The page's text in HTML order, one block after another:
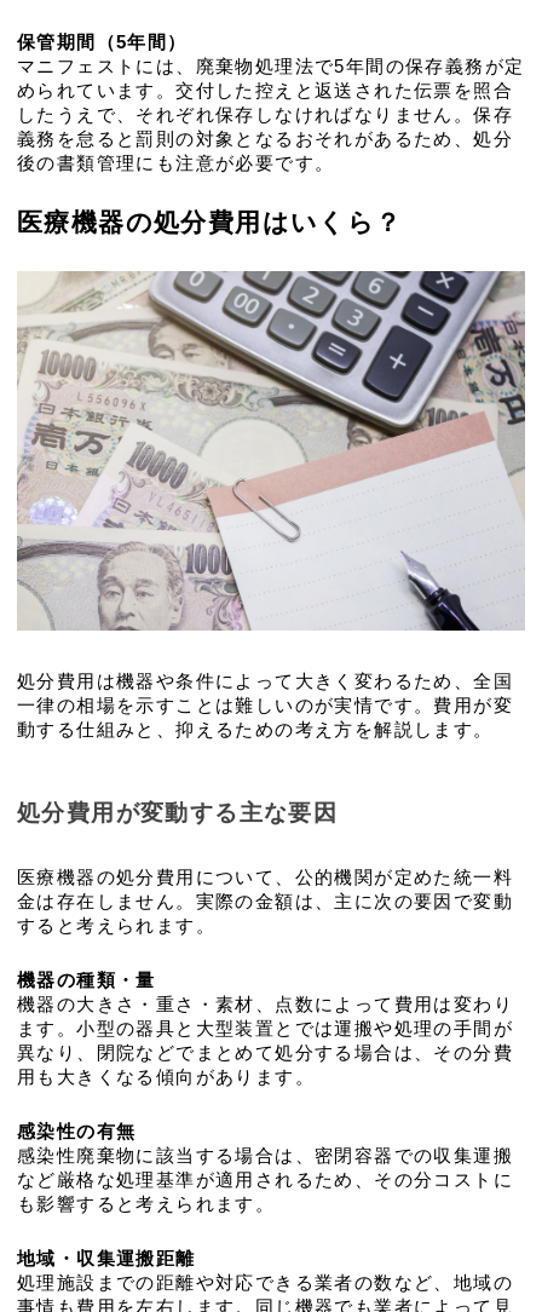
保管期間（5年間）
マニフェストには、廃棄物処理法で5年間の保存義務が定
められています。交付した控えと返送された伝票を照合
したうえで、それぞれ保存しなければなりません。保存
義務を怠ると罰則の対象となるおそれがあるため、処分
後の書類管理にも注意が必要です。
医療機器の処分費用はいくら？
処分費用は機器や条件によって大きく変わるため、全国
一律の相場を示すことは難しいのが実情です。費用が変
動する仕組みと、抑えるための考え方を解説します。
処分費用が変動する主な要因
医療機器の処分費用について、公的機関が定めた統一料
金は存在しません。実際の金額は、主に次の要因で変動
すると考えられます。
機器の種類・量
機器の大きさ・重さ・素材、点数によって費用は変わり
ます。小型の器具と大型装置とでは運搬や処理の手間が
異なり、閉院などでまとめて処分する場合は、その分費
用も大きくなる傾向があります。
感染性の有無
感染性廃棄物に該当する場合は、密閉容器での収集運搬
など厳格な処理基準が適用されるため、その分コストに
も影響すると考えられます。
地域・収集運搬距離
処理施設までの距離や対応できる業者の数など、地域の
事情も費用を左右します。同じ機器でも業者によって見